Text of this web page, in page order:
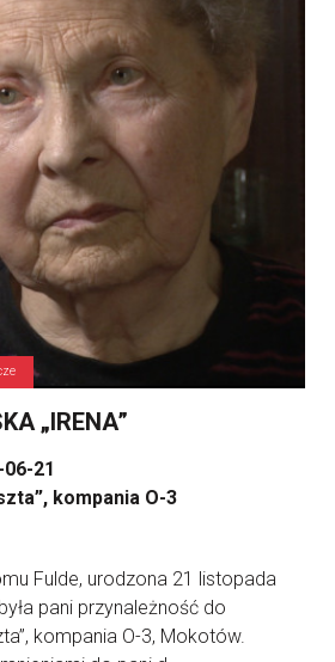
„IRENA”
21
kompania O-3
mu Fulde, urodzona 21 listopada
pani przynależność do
kompania O-3, Mokotów.